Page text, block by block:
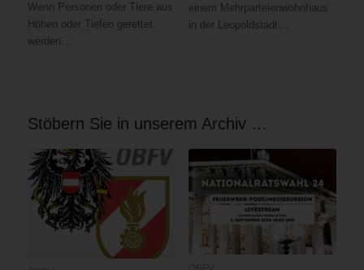
Wenn Personen oder Tiere aus
Höhen oder Tiefen gerettet
werden…
einem Mehrparteienwohnhaus
in der Leopoldstadt…
Stöbern Sie in unserem Archiv …